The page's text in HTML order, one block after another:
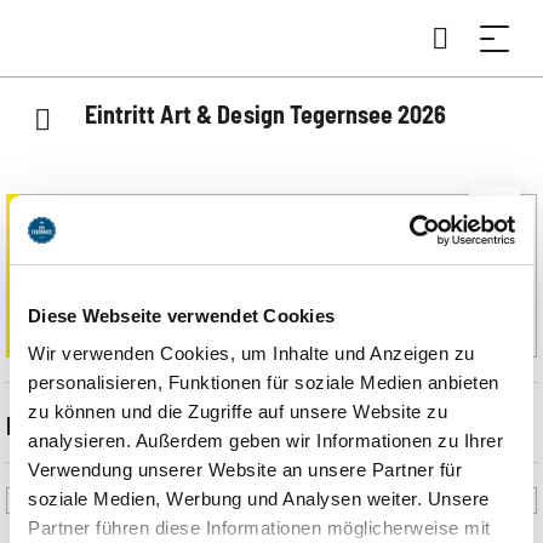
Diese Webseite verwendet Cookies
Wir verwenden Cookies, um Inhalte und Anzeigen zu
personalisieren, Funktionen für soziale Medien anbieten
zu können und die Zugriffe auf unsere Website zu
analysieren. Außerdem geben wir Informationen zu Ihrer
Verwendung unserer Website an unsere Partner für
soziale Medien, Werbung und Analysen weiter. Unsere
Partner führen diese Informationen möglicherweise mit
Eintritt Art & Design Tegernsee 2026
Wichtige Information
finden Sie unterART & DESIGN
Beschreibung
ART & DESIGN Tegernsee ist die feinste und kleinste Kunst- und
Designmesse in Bayern, die jährlich seit 2022 in einem attraktiven